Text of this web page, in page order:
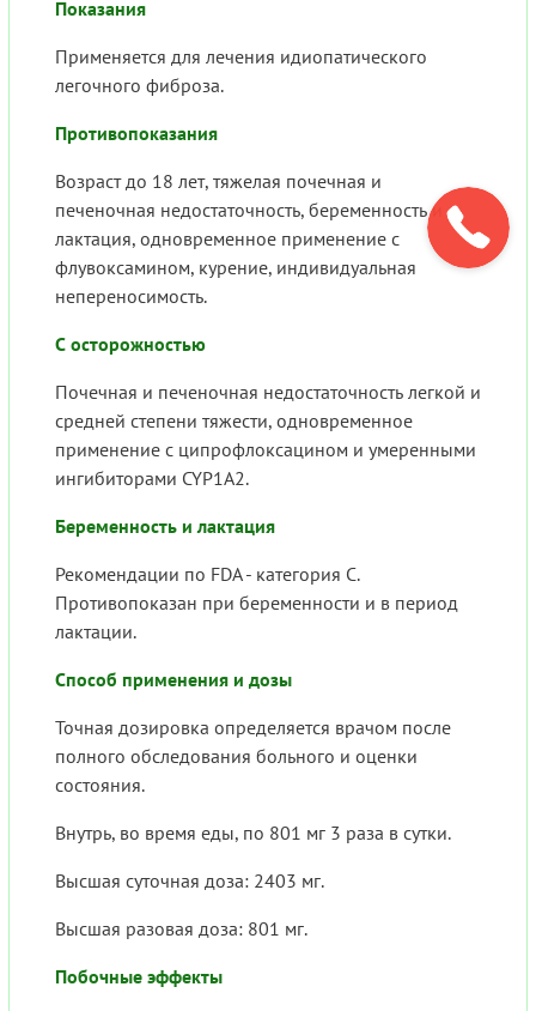
Показания
Применяется для лечения идиопатического
легочного фиброза.
Противопоказания
Возраст до 18 лет, тяжелая почечная и
печеночная недостаточность, беременность и
лактация, одновременное применение с
флувоксамином, курение, индивидуальная
непереносимость.
С осторожностью
Почечная и печеночная недостаточность легкой и
средней степени тяжести, одновременное
применение с ципрофлоксацином и умеренными
ингибиторами CYP1A2.
Беременность и лактация
Рекомендации по FDA - категория С.
Противопоказан при беременности и в период
лактации.
Способ применения и дозы
Точная дозировка определяется врачом после
полного обследования больного и оценки
состояния.
Внутрь, во время еды, по 801 мг 3 раза в сутки.
Высшая суточная доза: 2403 мг.
Высшая разовая доза: 801 мг.
Побочные эффекты